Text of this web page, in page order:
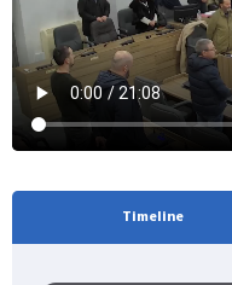
Timeline